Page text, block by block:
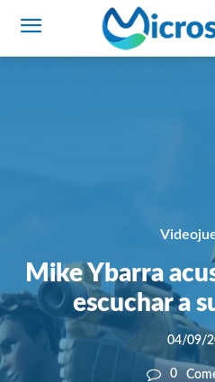
Mike Ybarra
escuchar a
04/09/
0